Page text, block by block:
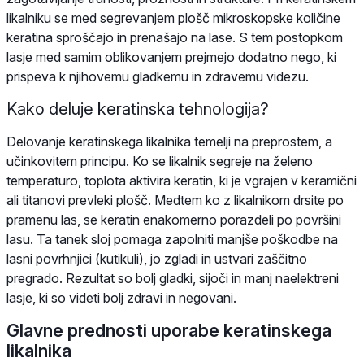
likalniku se med segrevanjem plošč mikroskopske količine
keratina sproščajo in prenašajo na lase. S tem postopkom
lasje med samim oblikovanjem prejmejo dodatno nego, ki
prispeva k njihovemu gladkemu in zdravemu videzu.
Kako deluje keratinska tehnologija?
Delovanje keratinskega likalnika temelji na preprostem, a
učinkovitem principu. Ko se likalnik segreje na želeno
temperaturo, toplota aktivira keratin, ki je vgrajen v keramični
ali titanovi prevleki plošč. Medtem ko z likalnikom drsite po
pramenu las, se keratin enakomerno porazdeli po površini
lasu. Ta tanek sloj pomaga zapolniti manjše poškodbe na
lasni povrhnjici (kutikuli), jo zgladi in ustvari zaščitno
pregrado. Rezultat so bolj gladki, sijoči in manj naelektreni
lasje, ki so videti bolj zdravi in negovani.
Glavne prednosti uporabe keratinskega
likalnika